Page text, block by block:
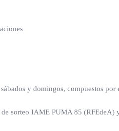
y domingos, compuestos
sorteo IAME PUMA 85